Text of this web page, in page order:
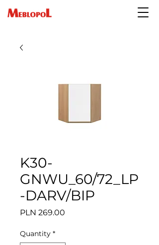
K30-
GNWU_60/72_LP
-DARV/BIP
PLN 269.00
Quantity *